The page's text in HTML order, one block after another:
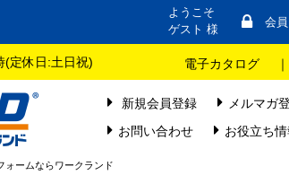
ようこそ
ゲスト 様
会
(定休日:土日祝) 電子カタログ
新規会員登録
メルマガ
お問い合わせ
お役立ち情
ォームならワークランド